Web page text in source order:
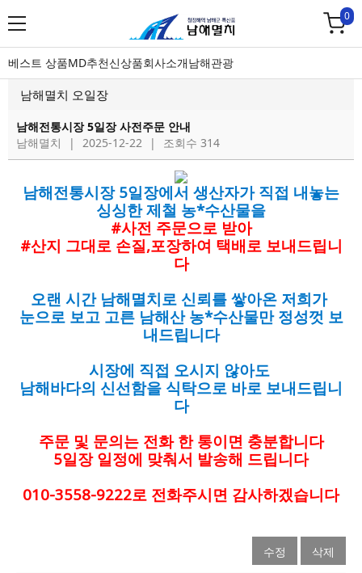
0
베스트 상품MD추천신상품회사소개남해관광
남해멸치 오일장
남해전통시장 5일장 사전주문 안내
남해멸치
| 2025-12-22 | 조회수 314
남해전통시장 5일장에서 생산자가 직접 내놓는
싱싱한 제철 농*수산물을
#사전 주문으로 받아
#산지 그대로 손질,포장하여 택배로 보내드립니
다
오랜 시간 남해멸치로 신뢰를 쌓아온 저희가
눈으로 보고 고른 남해산 농*수산물만 정성껏 보
내드립니다
시장에 직접 오시지 않아도
남해바다의 신선함을 식탁으로 바로 보내드립니
다
주문 및 문의는 전화 한 통이면 충분합니다
5일장 일정에 맞춰서 발송해 드립니다
010-3558-9222로 전화주시면 감사하겠습니다
수정 삭제